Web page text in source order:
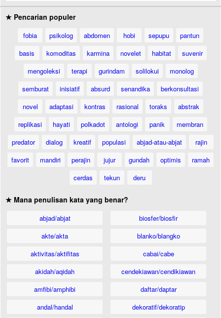
★ Pencarian populer
fobia psikolog abdomen hobi sepupu
pantun
basis
komoditas karmina novelet habitat
suvenir
mengoleksi
terapi gurindam solilokui
monolog
semburat
inisiatif absurd senandika
berkonsultasi
novel
adaptasi kontras rasional toraks
abstrak
replikasi
hayati polkadot antologi panik
membran
predator
dialog kreatif populasi abjad-atau-abjat
rajin
favorit
mandiri perajin jujur gundah optimis
ramah
cerdas
tekun deru
★ Mana penulisan kata yang benar?
abjad/abjat
akte/akta
aktivitas/aktifitas
akidah/aqidah
amfibi/amphibi
andal/handal
biosfer/biosfir
blanko/blangko
cabai/cabe
cendekiawan/cendikiawan
daftar/daptar
dekoratif/dekoratip